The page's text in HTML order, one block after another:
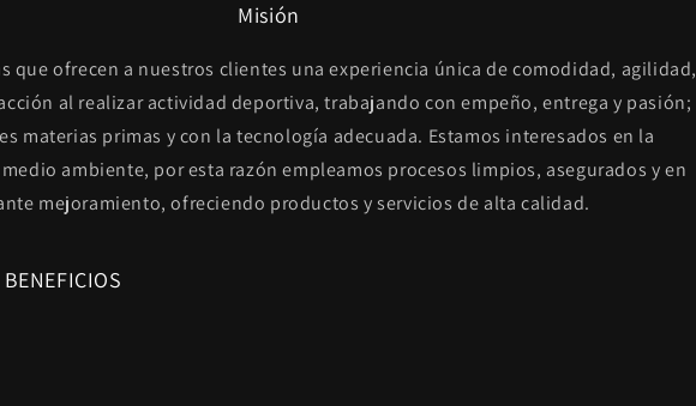
Misión
que ofrecen a nuestros clientes una experiencia única de comodidad, agilidad,
al realizar actividad deportiva, trabajando con empeño, entrega y pasión;
materias primas y con la tecnología adecuada. Estamos interesados en la
ambiente, por esta razón empleamos procesos limpios, asegurados y en
mejoramiento, ofreciendo productos y servicios de alta calidad.